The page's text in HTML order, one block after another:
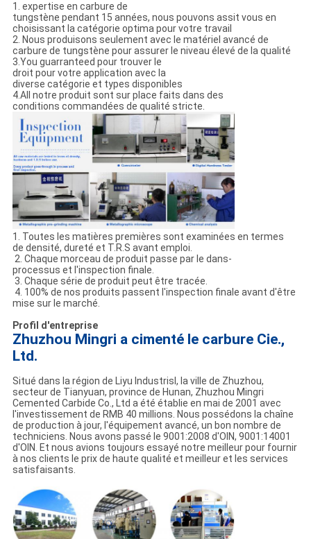
1. expertise en carbure de
tungstène pendant 15 années, nous pouvons assit vous en
choisissant la catégorie optima pour votre travail
2. Nous produisons seulement avec le matériel avancé de
carbure de tungstène pour assurer le niveau élevé de la qualité
3.You guarranteed pour trouver le
droit pour votre application avec la
diverse catégorie et types disponibles
4.All notre produit sont sur place faits dans des
conditions commandées de qualité stricte.
1. Toutes les matières premières sont examinées en termes
de densité, dureté et T.R.S avant emploi.
2. Chaque morceau de produit passe par le dans-
processus et l'inspection finale.
3. Chaque série de produit peut être tracée.
4. 100% de nos produits passent l'inspection finale avant d'être
mise sur le marché.
Profil d'entreprise
Zhuzhou Mingri a cimenté le carbure Cie.,
Ltd.
Situé dans la région de Liyu Industrisl, la ville de Zhuzhou,
secteur de Tianyuan, province de Hunan, Zhuzhou Mingri
Cemented Carbide Co., Ltd a été établie en mai de 2001 avec
l'investissement de RMB 40 millions. Nous possédons la chaîne
de production à jour, l'équipement avancé, un bon nombre de
techniciens. Nous avons passé le 9001:2008 d'OIN, 9001:14001
d'OIN. Et nous avions toujours essayé notre meilleur pour fournir
à nos clients le prix de haute qualité et meilleur et les services
satisfaisants.